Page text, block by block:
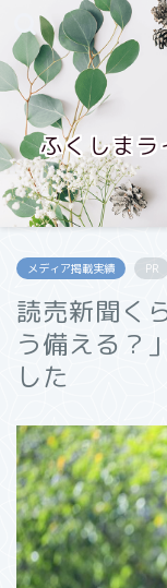
ふくしま
メディア掲載実績 PR
読売新聞く
う備える？
した